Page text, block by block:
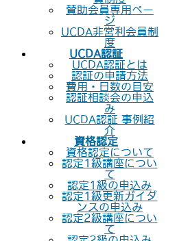
賛助会員専用ペー
ジ
UCDA非営利会員制
度
UCDA認証
UCDA認証とは
認証の申請方法
費用・日数の目安
認証相談会の申込
み
UCDA認証 事例紹
介
資格認定
資格認定について
認定1級講座につい
て
認定1級の申込み
認定1級更新ガイダ
ンスの申込み
認定2級講座につい
て